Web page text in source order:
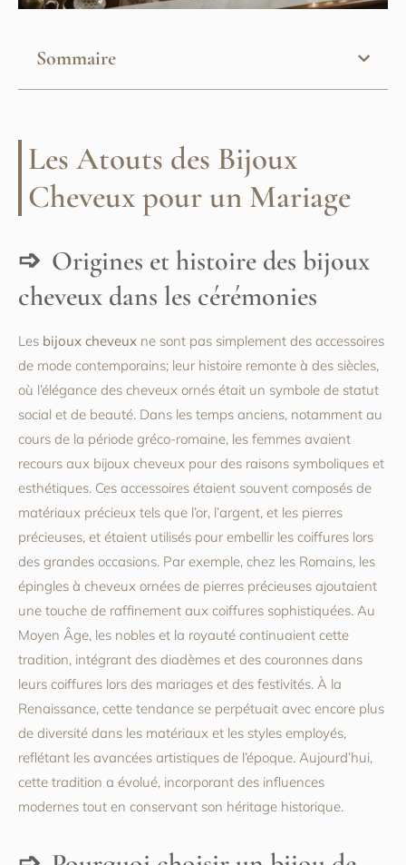
Sommaire
Les Atouts des Bijoux
Cheveux pour un Mariage
Origines et histoire des bijoux
cheveux dans les cérémonies
Les bijoux cheveux ne sont pas simplement des accessoires
de mode contemporains; leur histoire remonte à des siècles,
où l’élégance des cheveux ornés était un symbole de statut
social et de beauté. Dans les temps anciens, notamment au
cours de la période gréco-romaine, les femmes avaient
recours aux bijoux cheveux pour des raisons symboliques et
esthétiques. Ces accessoires étaient souvent composés de
matériaux précieux tels que l’or, l’argent, et les pierres
précieuses, et étaient utilisés pour embellir les coiffures lors
des grandes occasions. Par exemple, chez les Romains, les
épingles à cheveux ornées de pierres précieuses ajoutaient
une touche de raffinement aux coiffures sophistiquées. Au
Moyen Âge, les nobles et la royauté continuaient cette
tradition, intégrant des diadèmes et des couronnes dans
leurs coiffures lors des mariages et des festivités. À la
Renaissance, cette tendance se perpétuait avec encore plus
de diversité dans les matériaux et les styles employés,
reflétant les avancées artistiques de l’époque. Aujourd’hui,
cette tradition a évolué, incorporant des influences
modernes tout en conservant son héritage historique.